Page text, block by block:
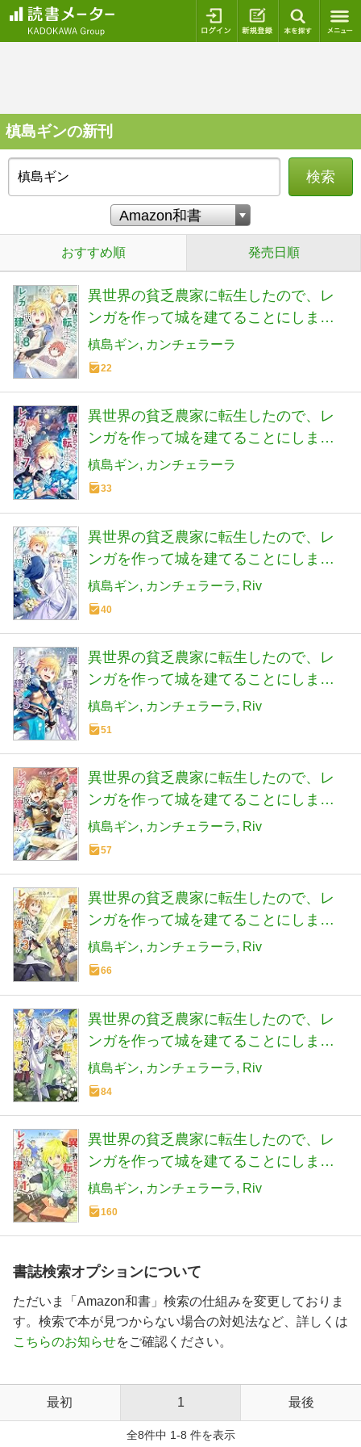
ログイン 新規登録
槙島ギンの新刊
検索
おすすめ順 発売日順
異世界の貧乏農家に転生したので、レ
ンガを作って城を建てることにしまし
た@COMIC 第8巻 (コロナ・コミック
ス)
槙島ギン カンチェラーラ
22
異世界の貧乏農家に転生したので、レ
ンガを作って城を建てることにしまし
た@COMIC 第7巻 (CORONA COMICS)
槙島ギン カンチェラーラ
33
異世界の貧乏農家に転生したので、レ
ンガを作って城を建てることにしまし
た＠COMIC 第6巻 (CORONA COMICS)
槙島ギン カンチェラーラ Riv
40
異世界の貧乏農家に転生したので、レ
ンガを作って城を建てることにしまし
た＠COMIC 第5巻 (CORONA COMICS)
槙島ギン カンチェラーラ Riv
51
異世界の貧乏農家に転生したので、レ
ンガを作って城を建てることにしまし
た＠COMIC 第4巻 (コロナコミックス)
槙島ギン カンチェラーラ Riv
57
異世界の貧乏農家に転生したので、レ
ンガを作って城を建てることにしまし
た@COMIC 第3巻 (コロナ・コミック
ス)
槙島ギン カンチェラーラ Riv
66
異世界の貧乏農家に転生したので、レ
ンガを作って城を建てることにしまし
た@COMIC 第2巻 (コロナ・コミック
ス)
槙島ギン カンチェラーラ Riv
84
異世界の貧乏農家に転生したので、レ
ンガを作って城を建てることにしまし
た@COMIC 第1巻 (コロナ・コミック
ス)
槙島ギン カンチェラーラ Riv
160
書誌検索オプションについて
ただいま「Amazon和書」検索の仕組みを変更しておりま
す。検索で本が見つからない場合の対処法など、詳しくは
こちらのお知らせをご確認ください。
最初 1 最後
全8件中 1-8 件を表示